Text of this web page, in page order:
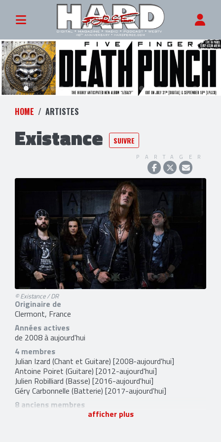
HOME ARTISTES
Existance SUIVRE
PARTAGER
© Existance / DR
Originaire de
Clermont, France
Années actives
de 2008 à aujourd'hui
4 membres
Julian Izard (Chant et Guitare) [2008-aujourd'hui]
Antoine Poiret (Guitare) [2012-aujourd'hui]
Julien Robilliard (Basse) [2016-aujourd'hui]
Géry Carbonnelle (Batterie) [2017-aujourd'hui]
8 anciens membres
(Basse) [2008-2015]
afficher plus